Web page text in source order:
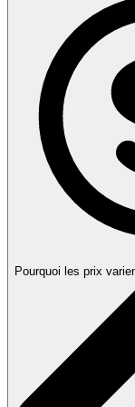
Pourquoi les prix